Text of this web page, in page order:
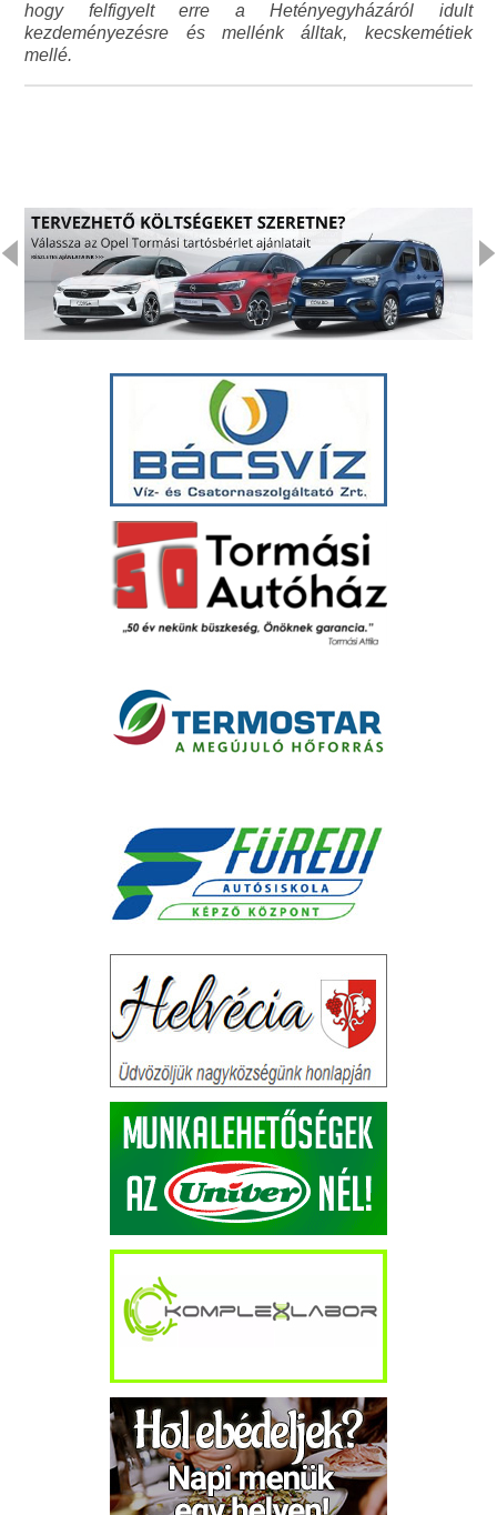
hogy felfigyelt erre a Hetényegyházáról idult
kezdeményezésre és mellénk álltak, kecskemétiek
mellé.